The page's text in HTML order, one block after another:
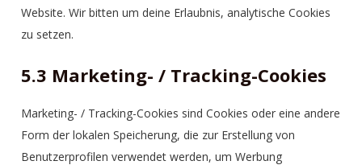
Website. Wir bitten um deine Erlaubnis, analytische Cookies
zu setzen.
5.3 Marketing- / Tracking-Cookies
Marketing- / Tracking-Cookies sind Cookies oder eine andere
Form der lokalen Speicherung, die zur Erstellung von
Benutzerprofilen verwendet werden, um Werbung